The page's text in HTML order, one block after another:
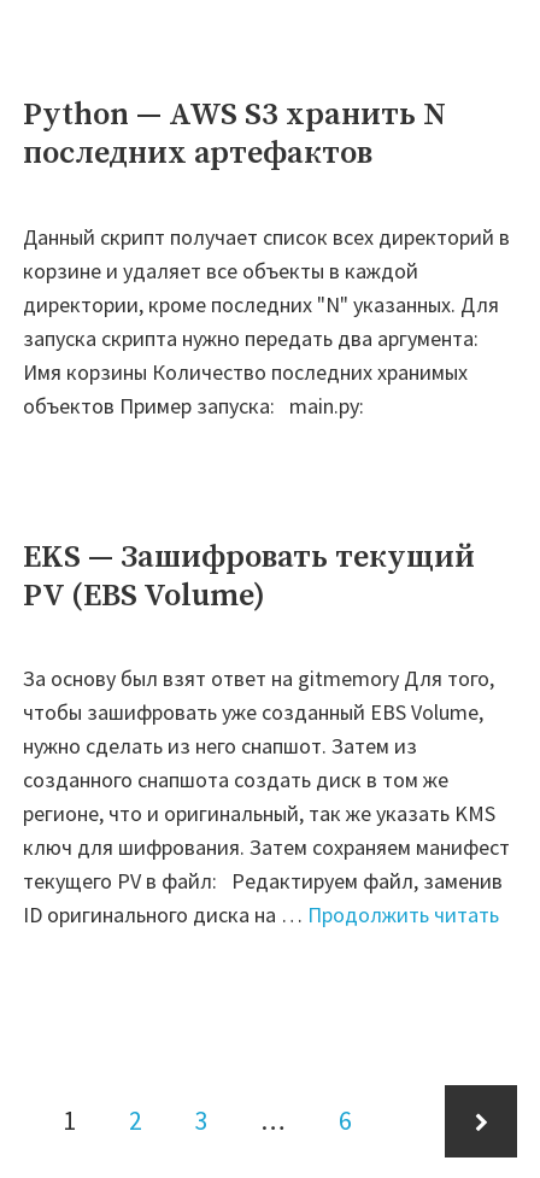
Python — AWS S3 хранить N
последних артефактов
Данный скрипт получает список всех директорий в
корзине и удаляет все объекты в каждой
директории, кроме последних "N" указанных. Для
запуска скрипта нужно передать два аргумента:
Имя корзины Количество последних хранимых
объектов Пример запуска: main.py:
EKS — Зашифровать текущий
PV (EBS Volume)
За основу был взят ответ на gitmemory Для того,
чтобы зашифровать уже созданный EBS Volume,
нужно сделать из него снапшот. Затем из
созданного снапшота создать диск в том же
регионе, что и оригинальный, так же указать KMS
ключ для шифрования. Затем сохраняем манифест
текущего PV в файл: Редактируем файл, заменив
ID оригинального диска на … Продолжить читать
(EBS
Страница
1 Страница
2 Страница
3 … Страница
6